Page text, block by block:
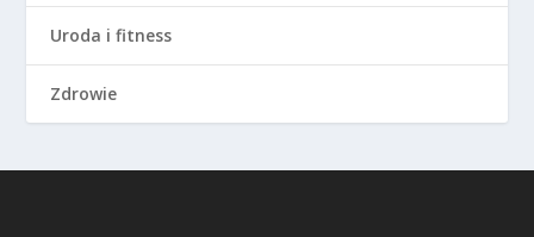
Uroda i fitness
Zdrowie